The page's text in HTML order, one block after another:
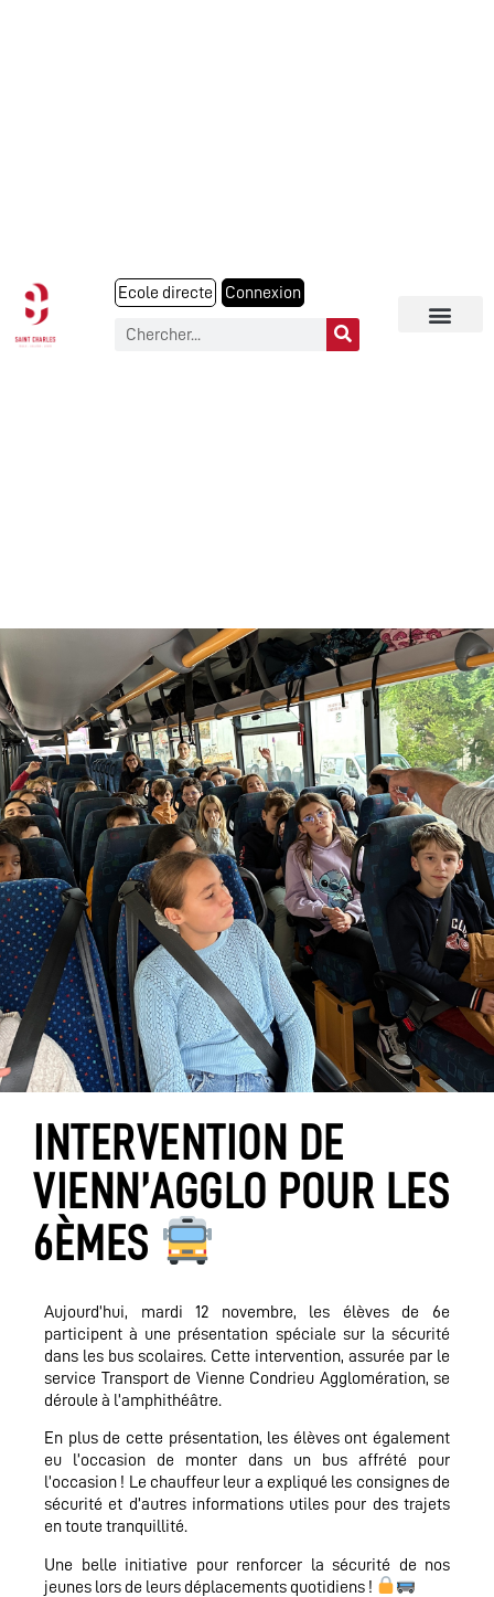
Ecole directe Connexion
INTERVENTION DE
VIENN’AGGLO POUR LES
6ÈMES
Aujourd’hui, mardi 12 novembre, les élèves de 6e
participent à une présentation spéciale sur la sécurité
dans les bus scolaires. Cette intervention, assurée par le
service Transport de Vienne Condrieu Agglomération, se
déroule à l’amphithéâtre.
En plus de cette présentation, les élèves ont également
eu l’occasion de monter dans un bus affrété pour
l’occasion ! Le chauffeur leur a expliqué les consignes de
sécurité et d’autres informations utiles pour des trajets
en toute tranquillité.
Une belle initiative pour renforcer la sécurité de nos
jeunes lors de leurs déplacements quotidiens !